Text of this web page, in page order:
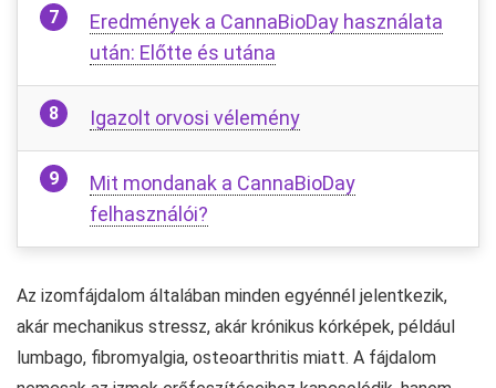
Eredmények a CannaBioDay használata
után: Előtte és utána
Igazolt orvosi vélemény
Mit mondanak a CannaBioDay
felhasználói?
Az izomfájdalom általában minden egyénnél jelentkezik,
akár mechanikus stressz, akár krónikus kórképek, például
lumbago, fibromyalgia, osteoarthritis miatt. A fájdalom